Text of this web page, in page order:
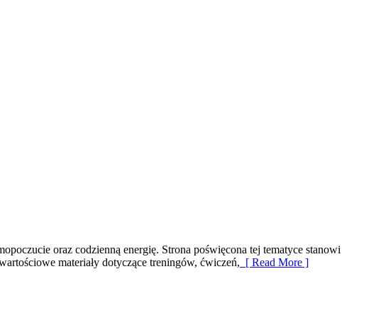
oraz codzienną energię. Strona poświęcona tej tematyce stanowi
materiały dotyczące treningów, ćwiczeń, [ Read More ]